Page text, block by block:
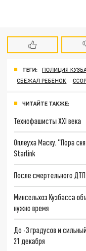
ТЕГИ: ПОЛИЦИЯ
СБЕЖАЛ РЕБЕНОК
ЧИТАЙТЕ ТАКЖЕ:
Технофашисты XXI века
Оплеуха Маску. "Пора
Starlink
После смертельного
Минсельхоз Кузбасса
нужно время
До -3 градусов и
21 декабря